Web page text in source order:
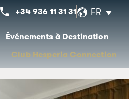
+34 936 11 31 31 FR
Événements à Destination
Club Hesperia Connection